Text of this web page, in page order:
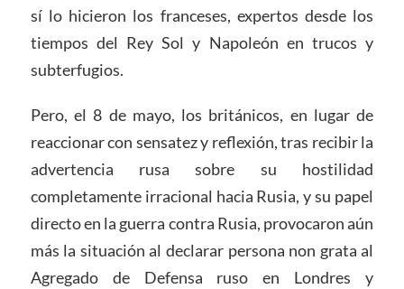
sí lo hicieron los franceses, expertos desde los
tiempos del Rey Sol y Napoleón en trucos y
subterfugios.
Pero, el 8 de mayo, los británicos, en lugar de
reaccionar con sensatez y reflexión, tras recibir la
advertencia rusa sobre su hostilidad
completamente irracional hacia Rusia, y su papel
directo en la guerra contra Rusia, provocaron aún
más la situación al declarar persona non grata al
Agregado de Defensa ruso en Londres y